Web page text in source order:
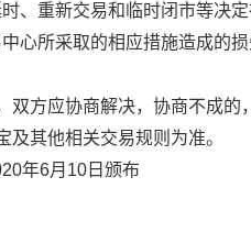
、重新交易和临时闭市等决
心所采取的相应措施造成的
双方应协商解决，协商不成
及其他相关交易规则为准。
年6月10日颁布